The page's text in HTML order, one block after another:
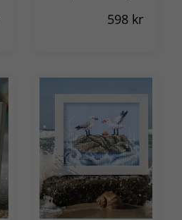
598 kr